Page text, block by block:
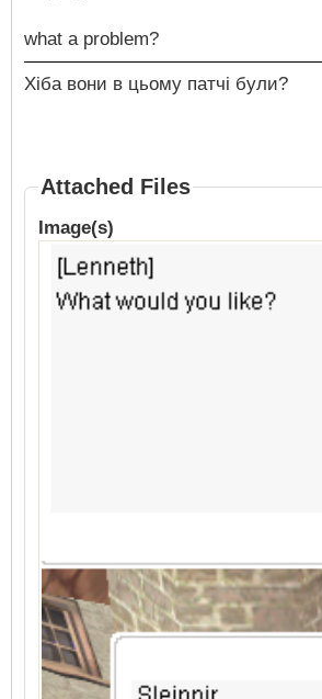
what a problem?
Хіба вони в цьому патчі були?
Attached Files
Image(s)